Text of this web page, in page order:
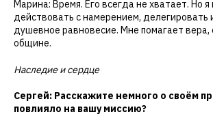
Марина: Время. Его всегда не хватает. Но я
действовать с намерением, делегировать
душевное равновесие. Мне помагает вера,
общине.
Наследие и сердце
Сергей: Расскажите немного о своём
повлияло на вашу миссию?